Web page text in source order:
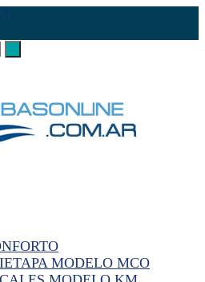
MODELO MCO